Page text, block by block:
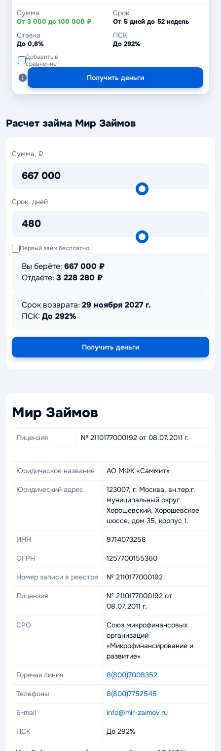
Сумма
От 3 000 до 100 000 ₽
Срок
От 5 дней до 52 недель
Ставка
До 0,8%
ПСК
До 292%
Добавить в
сравнение
Получить деньги
Расчет займа Мир Займов
Сумма, ₽
667 000
Сумма,
Срок, дней
480
Срок,
Первый займ бесплатно
Вы берёте: 667 000 ₽
Отдаёте: 3 228 280 ₽
Срок возврата: 29 ноября 2027 г.
ПСК: До 292%
Получить деньги
Мир Займов
Лицензия № 2110177000192 от 08.07.2011 г.
Юридическое название АО МФК «Саммит»
Юридический адрес
123007, г. Москва, вн.тер.г.
муниципальный округ
Хорошевский, Хорошевское
шоссе, дом 35, корпус 1.
ИНН 9714073258
ОГРН 1257700155360
Номер записи в реестре № 2110177000192
Лицензия
№ 2110177000192 от
08.07.2011 г.
СРО
Союз микрофинансовых
организаций
«Микрофинансирование и
развитие»
Горячая линия 8(800)7008352
Телефоны 8(800)7752545
E-mail info@mir-zaimov.ru
ПСК До 292%